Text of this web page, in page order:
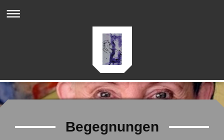
Begegnungen